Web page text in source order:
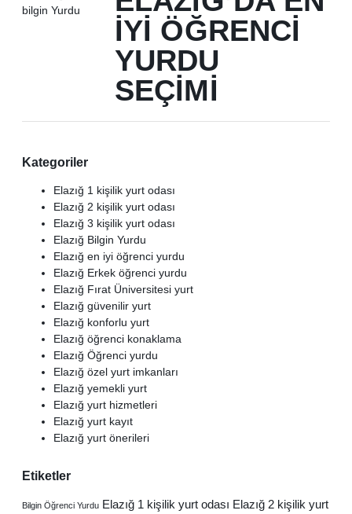
İYI ÖĞRENCI
YURDU
SEÇIMI
Kategoriler
Elazığ 1 kişilik yurt odası
Elazığ 2 kişilik yurt odası
Elazığ 3 kişilik yurt odası
Elazığ Bilgin Yurdu
Elazığ en iyi öğrenci yurdu
Elazığ Erkek öğrenci yurdu
Elazığ Fırat Üniversitesi yurt
Elazığ güvenilir yurt
Elazığ konforlu yurt
Elazığ öğrenci konaklama
Elazığ Öğrenci yurdu
Elazığ özel yurt imkanları
Elazığ yemekli yurt
Elazığ yurt hizmetleri
Elazığ yurt kayıt
Elazığ yurt önerileri
Etiketler
Bilgin Öğrenci Yurdu Elazığ 1 kişilik yurt odası Elazığ 2 kişilik yurt